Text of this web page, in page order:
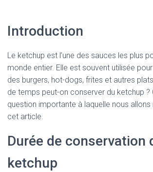
Introduction
Le ketchup est l’une des sauces les plus
monde entier. Elle est souvent utilisée
des burgers, hot-dogs, frites et autres
de temps peut-on conserver du ketchup ?
question importante à laquelle nous
cet article.
Durée de conservation
ketchup